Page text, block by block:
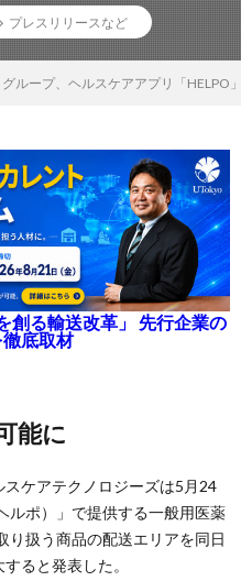
プレスリリースなど
ループ、ヘルスケアアプリ「HELPO
創る輸送改革」 先行企業の
底取材
能に
ケアテクノロジーズは5月24
ルポ）」で提供する一般用医薬
り扱う商品の配送エリアを同日
ると発表した。